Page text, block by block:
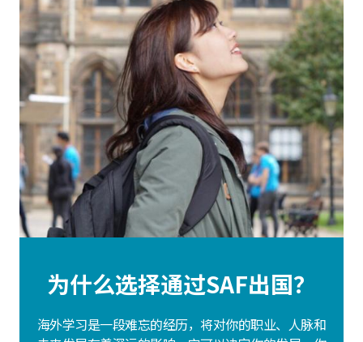
为什么选择通过SAF出国？
海外学习是一段难忘的经历，将对你的职业、人脉和